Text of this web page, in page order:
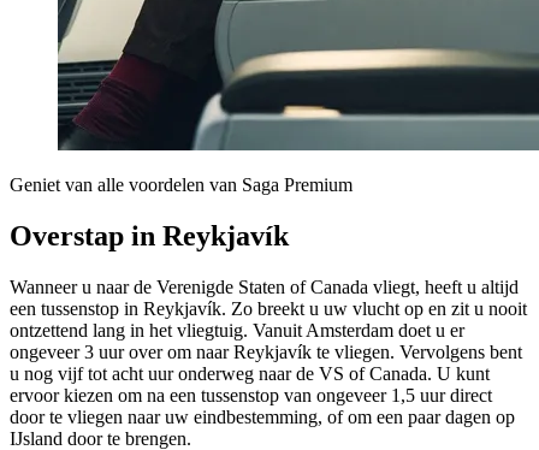
Geniet van alle voordelen van Saga Premium
Overstap in Reykjavík
Wanneer u naar de Verenigde Staten of Canada vliegt, heeft u altijd
een tussenstop in Reykjavík. Zo breekt u uw vlucht op en zit u nooit
ontzettend lang in het vliegtuig. Vanuit Amsterdam doet u er
ongeveer 3 uur over om naar Reykjavík te vliegen. Vervolgens bent
u nog vijf tot acht uur onderweg naar de VS of Canada. U kunt
ervoor kiezen om na een tussenstop van ongeveer 1,5 uur direct
door te vliegen naar uw eindbestemming, of om een paar dagen op
IJsland door te brengen.